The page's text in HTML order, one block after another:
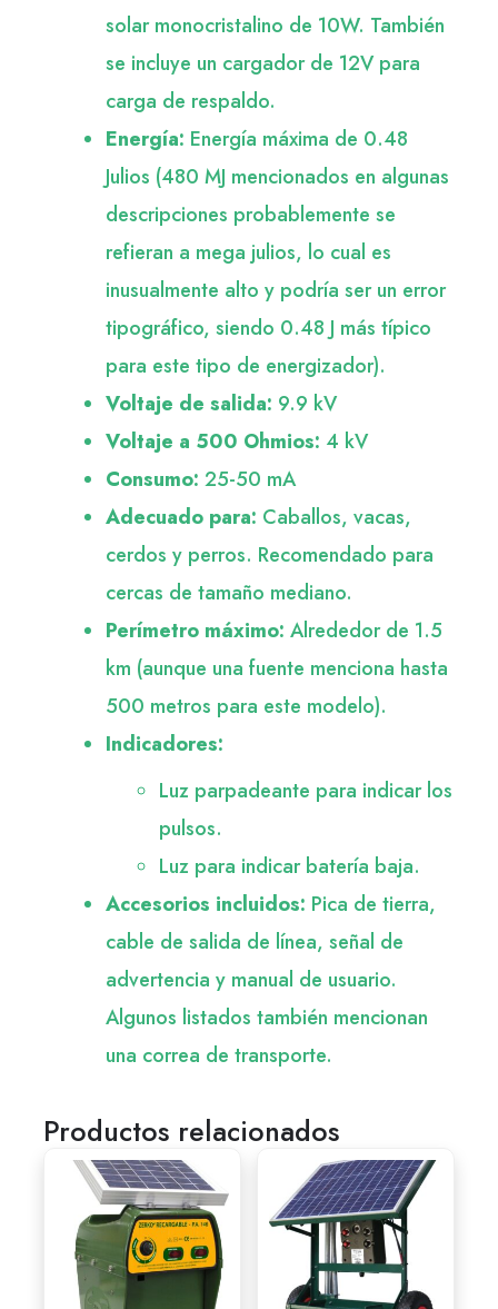
solar monocristalino de 10W. También
se incluye un cargador de 12V para
carga de respaldo.
Energía: Energía máxima de 0.48
Julios (480 MJ mencionados en algunas
descripciones probablemente se
refieran a mega julios, lo cual es
inusualmente alto y podría ser un error
tipográfico, siendo 0.48 J más típico
para este tipo de energizador).
Voltaje de salida: 9.9 kV
Voltaje a 500 Ohmios: 4 kV
Consumo: 25-50 mA
Adecuado para: Caballos, vacas,
cerdos y perros. Recomendado para
cercas de tamaño mediano.
Perímetro máximo: Alrededor de 1.5
km (aunque una fuente menciona hasta
500 metros para este modelo).
Indicadores:
Luz parpadeante para indicar los
pulsos.
Luz para indicar batería baja.
Accesorios incluidos: Pica de tierra,
cable de salida de línea, señal de
advertencia y manual de usuario.
Algunos listados también mencionan
una correa de transporte.
Productos relacionados